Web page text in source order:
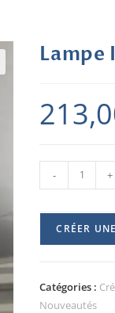
Lampe
- +
CRÉER
Catégories :
Nouveautés